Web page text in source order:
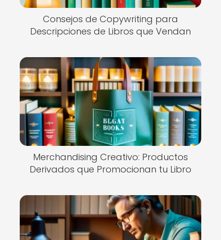
Consejos de Copywriting para
Descripciones de Libros que Vendan
Merchandising Creativo: Productos
Derivados que Promocionan tu Libro